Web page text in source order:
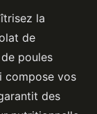
la
de
poules
compose vos
des